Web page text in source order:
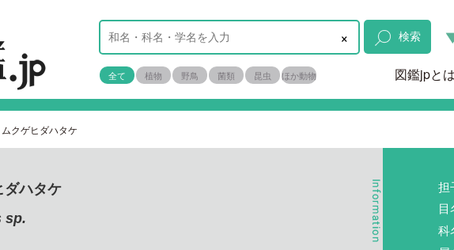
× 検索
全て 植物 野鳥 菌類 昆虫 ほか動物 図鑑jpと
ムクゲヒダハタケ
ダハタケ
sp.
担
科